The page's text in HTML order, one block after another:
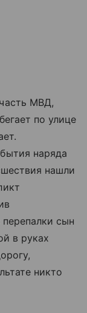
МВД,
по улице
наряда
нашли
сын
в руках
никто